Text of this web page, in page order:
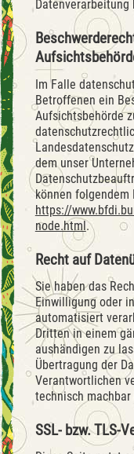
Im Falle
Betroffenen ein
Aufsichtsbehörde
dem unser
können folgendem
https://
node.html.
Recht auf
Sie haben das
Einwilligung oder
automatisiert
Dritten in einem
aushändigen zu
Übertragung der
Verantwortlichen
technisch machbar
SSL- bzw. TLS-